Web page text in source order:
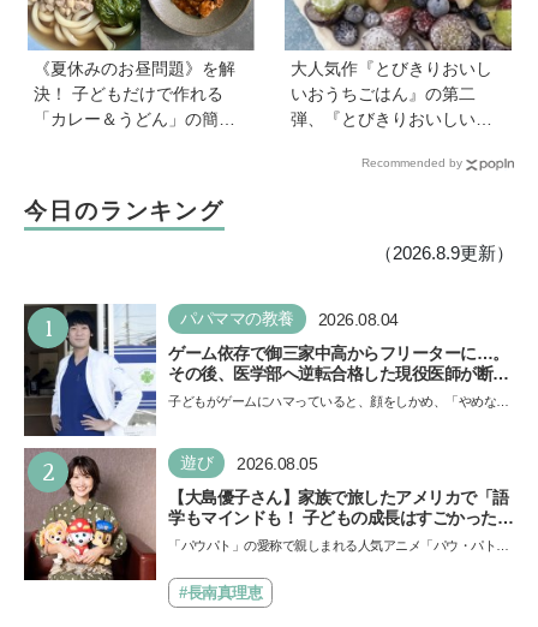
《夏休みのお昼問題》を解
決！ 子どもだけで作れる
「カレー＆うどん」の簡単
大人気作『とびきりおいし
いおうちごはん』の第二
弾、『とびきりおいしいお
よう【フローズンフルー
Recommended by
今日のランキング
（2026.8.9更新）
1 パパママの教養 2026.08.04
ゲーム依存で御三家中高からフリーターに…。
その後、医学部へ逆転合格した現役医師が断言
「ゲームの経験が受験勉強に役立った」そう考
子どもがゲームにハマっていると、顔をしかめ、「やめなさ
い…
2 遊び 2026.08.05
【大島優子さん】家族で旅したアメリカで「語
学もマインドも！ 子どもの成長はすごかった」
声優をつとめた映画『パウ・パトロール ザ・ダ
できると子どもに知ってほしい
「パウパト」の愛称で親しまれる人気アニメ「パウ・パトロ
ザ…
#長南真理恵